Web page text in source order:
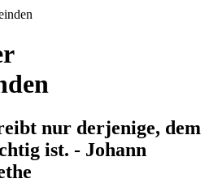
nur derjenige, dem
ist. - Johann